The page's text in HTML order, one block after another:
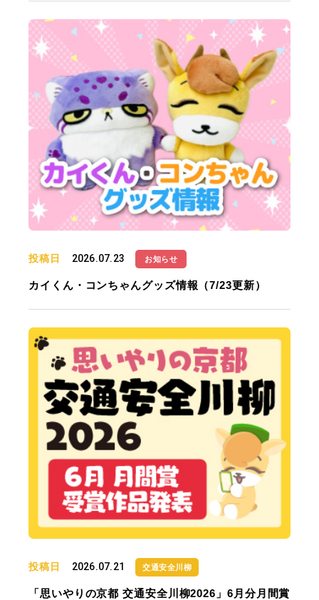
投稿日 2026.07.23 お知らせ
カイくん・コンちゃんグッズ情報（7/23更新）
投稿日 2026.07.21 交通安全川柳
「思いやりの京都 交通安全川柳2026」6月分月間賞